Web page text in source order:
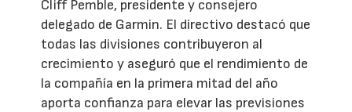
Cliff Pemble, presidente y consejero
delegado de Garmin. El directivo destacó que
todas las divisiones contribuyeron al
crecimiento y aseguró que el rendimiento de
la compañía en la primera mitad del año
aporta confianza para elevar las previsiones